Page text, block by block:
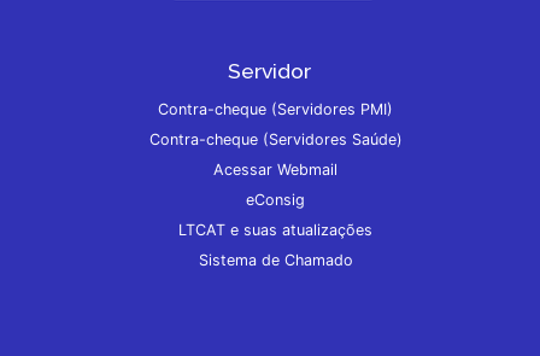
Servidor
Contra-cheque (Servidores PMI)
Contra-cheque (Servidores Saúde)
Acessar Webmail
eConsig
LTCAT e suas atualizações
Sistema de Chamado